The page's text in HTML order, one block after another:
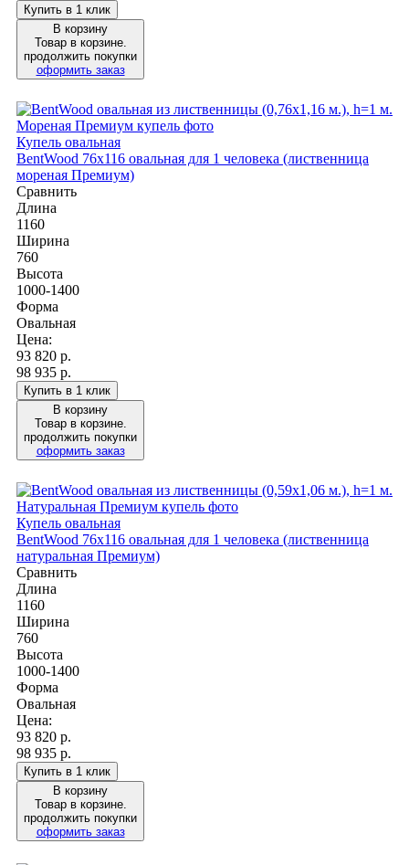
Купить в 1 клик
В корзину
Товар в корзине.
продолжить покупки
оформить заказ
Купель овальная
BentWood 76х116 овальная для 1 человека (лиственница
мореная Премиум)
Сравнить
Длина
1160
Ширина
760
Высота
1000-1400
Форма
Овальная
Цена:
93 820 р.
98 935 р.
Купить в 1 клик
В корзину
Товар в корзине.
продолжить покупки
оформить заказ
Купель овальная
BentWood 76х116 овальная для 1 человека (лиственница
натуральная Премиум)
Сравнить
Длина
1160
Ширина
760
Высота
1000-1400
Форма
Овальная
Цена:
93 820 р.
98 935 р.
Купить в 1 клик
В корзину
Товар в корзине.
продолжить покупки
оформить заказ